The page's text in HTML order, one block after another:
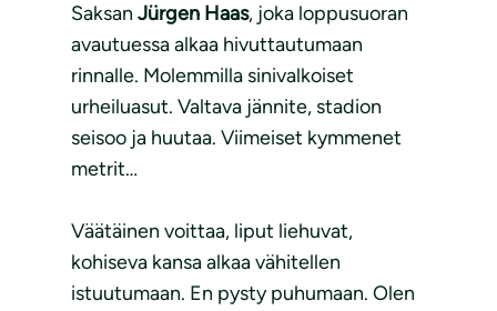
Saksan Jürgen Haas, joka loppusuoran
avautuessa alkaa hivuttautumaan
rinnalle. Molemmilla sinivalkoiset
urheiluasut. Valtava jännite, stadion
seisoo ja huutaa. Viimeiset kymmenet
metrit…
Väätäinen voittaa, liput liehuvat,
kohiseva kansa alkaa vähitellen
istuutumaan. En pysty puhumaan. Olen